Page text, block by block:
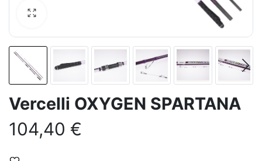
Vercelli OXYGEN SPARTANA
104,40 €